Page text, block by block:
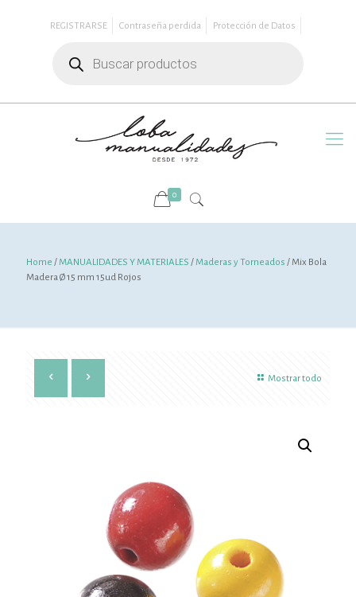
REGISTRARSE Contraseña perdida
Protección de Datos
productos
0
Home /MANUALIDADES Y MATERIALES /Maderas y Torneados / Mix Bola
Madera Ø 15 mm 15ud Rojos
Mostrar todo